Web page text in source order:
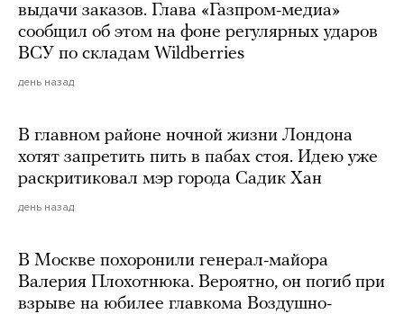
выдачи заказов. Глава «Газпром-медиа»
сообщил об этом на фоне регулярных ударов
ВСУ по складам Wildberries
день назад
В главном районе ночной жизни Лондона
хотят запретить пить в пабах стоя. Идею уже
раскритиковал мэр города Садик Хан
день назад
В Москве похоронили генерал-майора
Валерия Плохотнюка. Вероятно, он погиб при
взрыве на юбилее главкома Воздушно-